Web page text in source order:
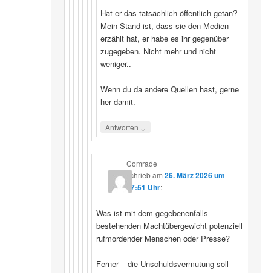
Hat er das tatsächlich öffentlich getan?
Mein Stand ist, dass sie den Medien
erzählt hat, er habe es ihr gegenüber
zugegeben. Nicht mehr und nicht
weniger..
Wenn du da andere Quellen hast, gerne
her damit.
Antworten ↓
Comrade
schriebam 26. März 2026 um
17:51 Uhr:
Was ist mit dem gegebenenfalls
bestehenden Machtübergewicht potenziell
rufmordender Menschen oder Presse?
Ferner – die Unschuldsvermutung soll